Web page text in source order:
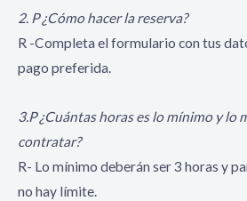
2. P ¿Cómo hacer la reserva?
R -Completa el formulario con tus
pago preferida.
3.P ¿Cuántas horas es lo mínimo y lo
contratar?
R- Lo mínimo deberán ser 3 horas y
no hay límite.